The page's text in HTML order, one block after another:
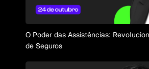
O Poder das Assistências:
de Seguros